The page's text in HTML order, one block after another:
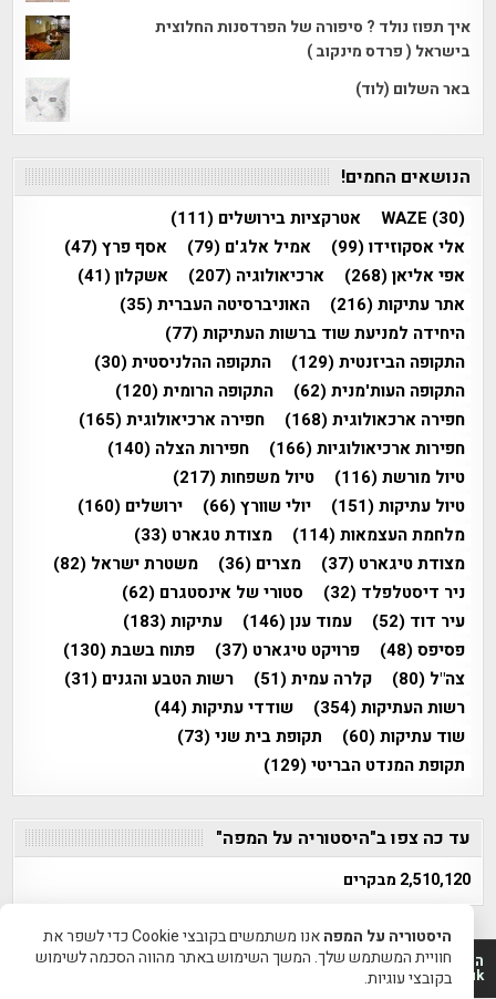
איך תפוז נולד ? סיפורה של הפרדסנות החלוצית
בישראל ( פרדס מינקוב )
באר השלום (לוד)
הנושאים החמים!
WAZE (30) אטרקציות בירושלים (111)
אלי אסקוזידו(99) אמיל אלג'ם (79) אסף פרץ(47)
אפי אליאן(268) ארכיאולוגיה (207) אשקלון(41)
אתר עתיקות(216) האוניברסיטה העברית(35)
היחידה למניעת שוד ברשות העתיקות(77)
התקופה הביזנטית(129) התקופה ההלניסטית(30)
התקופה העות'מנית(62) התקופה הרומית(120)
חפירה ארכאולוגית(168) חפירה ארכיאולוגית(165)
חפירות ארכיאולוגיות(166) חפירות הצלה (140)
טיול מורשת(116) טיול משפחות(217)
טיול עתיקות(151) יולי שוורץ(66) ירושלים (160)
מלחמת העצמאות(114) מצודת טגארט (33)
מצודת טיגארט (37) מצרים (36) משטרת ישראל (82)
ניר דיסטלפלד (32) סטורי של אינסטגרם (62)
עיר דוד (52) עמוד ענן(146) עתיקות(183)
פסיפס(48) פרויקט טיגארט (37) פתוח בשבת(130)
צה"ל (80) קלרה עמית(51) רשות הטבע והגנים (31)
רשות העתיקות(354) שודדי עתיקות(44)
שוד עתיקות(60) תקופת בית שני(73)
תקופת המנדט הבריטי(129)
עד כה צפו ב"היסטוריה על המפה"
2,510,120 מבקרים
היסטוריה על המפה 2011-2026 | פרוייקט טיגארט 2012-2026|
www.mapah.co.il | www.tegart.uk
היסטוריה על המפה
אנו משתמשים בקובצי Cookie כדי לשפר את
חוויית המשתמש שלך. המשך השימוש באתר מהווה הסכמה לשימוש
בקובצי עוגיות.